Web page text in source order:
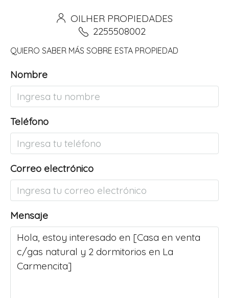
OILHER PROPIEDADES
2255508002
QUIERO SABER MÁS SOBRE ESTA PROPIEDAD
Nombre
Teléfono
Correo electrónico
Mensaje